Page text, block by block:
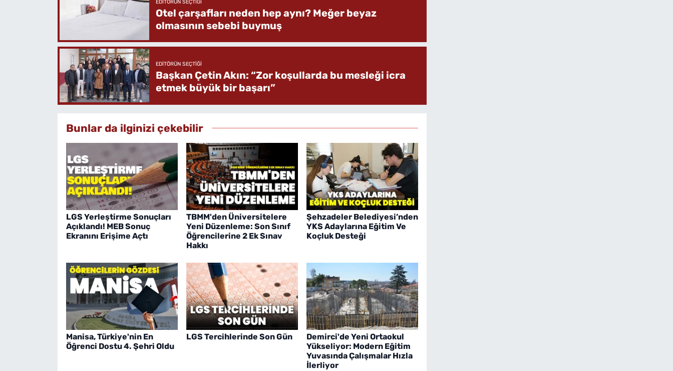
EDITÖRÜN SEÇTIĞI
Otel çarşafları neden hep aynı? Meğer beyaz
olmasının sebebi buymuş
EDITÖRÜN SEÇTIĞI
Başkan Çetin Akın: “Zor koşullarda bu mesleği icra
etmek büyük bir başarı”
Bunlar da ilginizi çekebilir
LGS Yerleştirme Sonuçları
Açıklandı! MEB Sonuç
Ekranını Erişime Açtı
TBMM'den Üniversitelere
Yeni Düzenleme: Son Sınıf
Öğrencilerine 2 Ek Sınav
Hakkı
Şehzadeler Belediyesi’nden
YKS Adaylarına Eğitim Ve
Koçluk Desteği
Manisa, Türkiye'nin En
Öğrenci Dostu 4. Şehri Oldu
LGS Tercihlerinde Son Gün
Demirci'de Yeni Ortaokul
Yükseliyor: Modern Eğitim
Yuvasında Çalışmalar Hızla
İlerliyor